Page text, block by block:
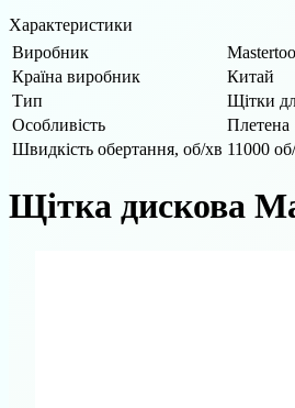
Характеристики
Виробник
Країна виробник
Китай
Тип
Щітки
Особливість
Плетена
Швидкість обертання, об/хв 11000
Щітка дискова